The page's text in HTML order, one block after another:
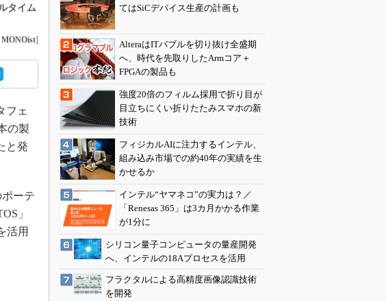
タイム
MONOist]
フェ
の製
と発
ーテ
」
活用
てはSiCデバイス生産の計画も
AlteraはITバブルを切り抜け全盛期
へ、時代を先取りしたArmコア＋
FPGAの製品も
強度20倍のフィルム採用で折り目が
目立ちにくい折りたたみスマホの新
技術
フィジカルAIに注力するインテル、
組み込み市場での約40年の実績を生
かせるか
インテル“ヤマネコ”の実力は？／
「Renesas 365」は3カ月かかる作業
が1分に
シリコン量子コンピュータの量産開発
へ、インテルの18Aプロセスを活用
フラクタルによる高精度画像認識技術
を開発